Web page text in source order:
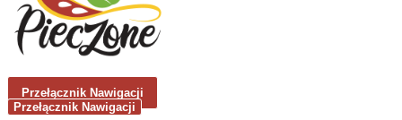
Przełącznik Nawigacji
Przełącznik Nawigacji